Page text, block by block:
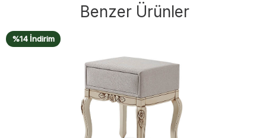
Benzer Ürünler
%15 İndirim